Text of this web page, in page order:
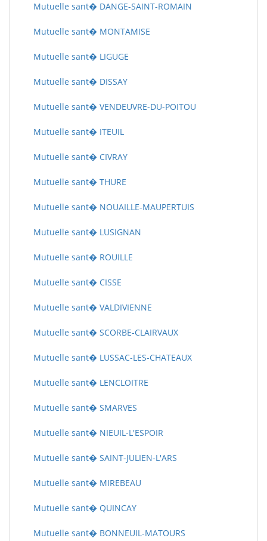
Mutuelle sant� DANGE-SAINT-ROMAIN
Mutuelle sant� MONTAMISE
Mutuelle sant� LIGUGE
Mutuelle sant� DISSAY
Mutuelle sant� VENDEUVRE-DU-POITOU
Mutuelle sant� ITEUIL
Mutuelle sant� CIVRAY
Mutuelle sant� THURE
Mutuelle sant� NOUAILLE-MAUPERTUIS
Mutuelle sant� LUSIGNAN
Mutuelle sant� ROUILLE
Mutuelle sant� CISSE
Mutuelle sant� VALDIVIENNE
Mutuelle sant� SCORBE-CLAIRVAUX
Mutuelle sant� LUSSAC-LES-CHATEAUX
Mutuelle sant� LENCLOITRE
Mutuelle sant� SMARVES
Mutuelle sant� NIEUIL-L'ESPOIR
Mutuelle sant� SAINT-JULIEN-L'ARS
Mutuelle sant� MIREBEAU
Mutuelle sant� QUINCAY
Mutuelle sant� BONNEUIL-MATOURS